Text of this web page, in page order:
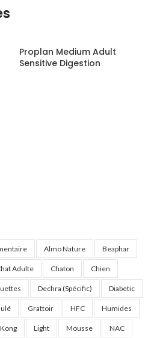
Proplan Medium Adult
Sensitive Digestion
Almo Nature Beaphar
Adulte Chaton Chien
Dechra (Spécific) Diabetic
Grattoir HFC Humides
Kong Light Mousse NAC